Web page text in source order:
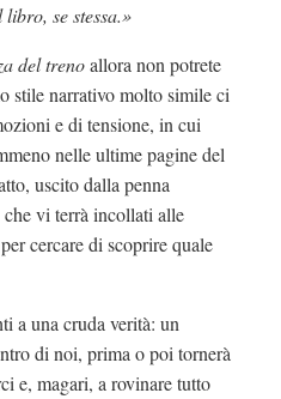
se stessa.»
del trenoallora non potrete
stile narrativo molto simile ci
e di tensione, in cui
nelle ultime pagine del
uscito dalla penna
vi terrà incollati alle
cercare di scoprire quale
a una cruda verità: un
di noi, prima o poi tornerà
e, magari, a rovinare tutto